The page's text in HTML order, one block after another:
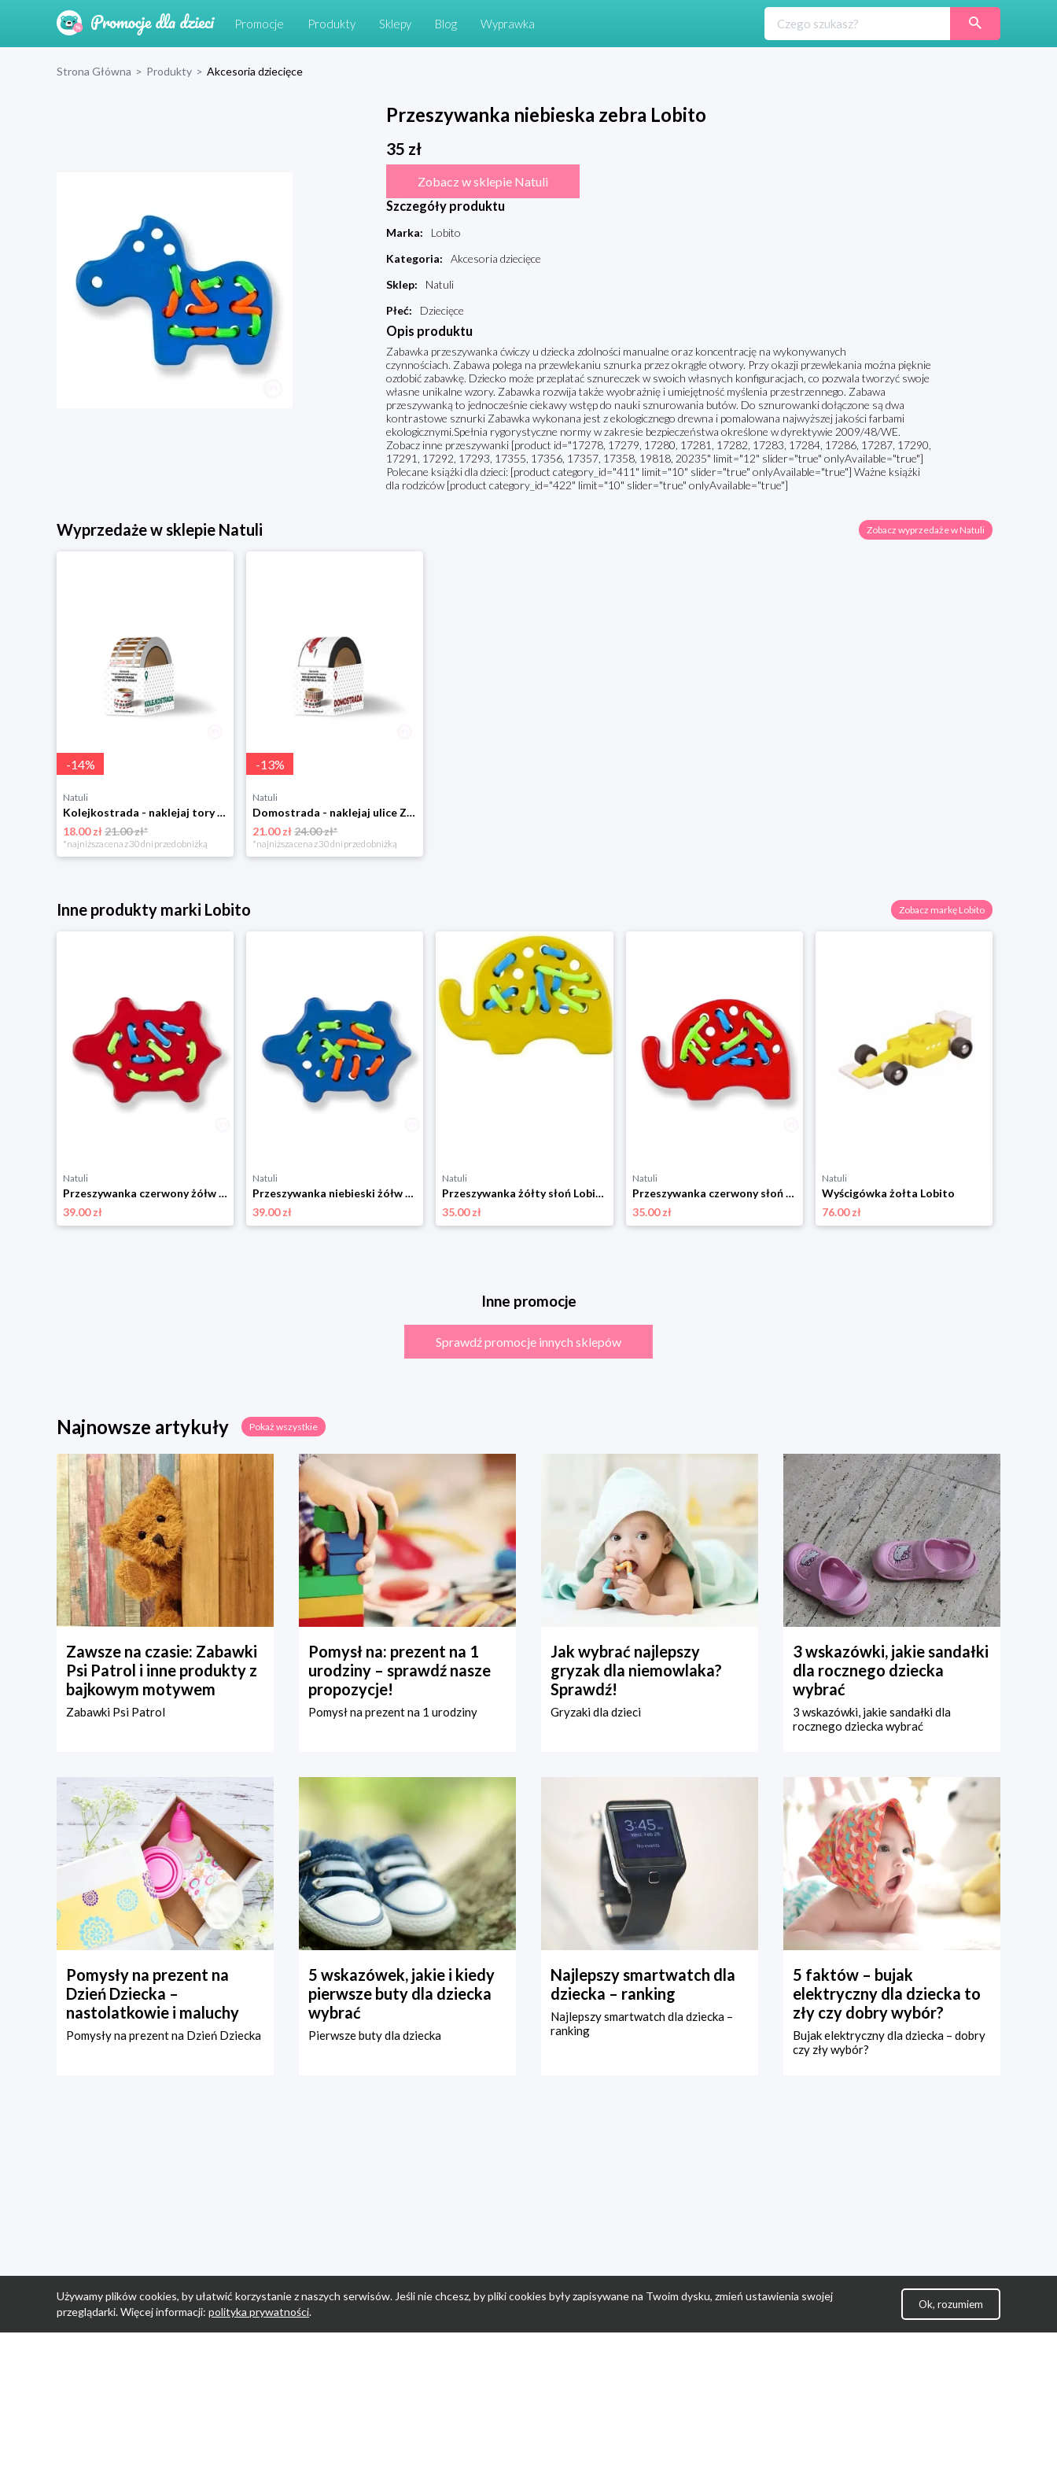
Promocje Produkty Sklepy Blog Wyprawka
Strona Główna > Produkty > Akcesoria dziecięce
Przeszywanka niebieska zebra Lobito
35 zł
Zobacz w sklepie Natuli
Szczegóły produktu
Marka:
Lobito
Kategoria:
Akcesoria dziecięce
Sklep:
Natuli
Płeć: Dziecięce
Opis produktu
Zabawka przeszywanka ćwiczy u dziecka zdolności manualne oraz koncentrację na wykonywanych
czynnościach. Zabawa polega na przewlekaniu sznurka przez okrągłe otwory. Przy okazji przewlekania można pięknie
ozdobić zabawkę. Dziecko może przeplatać sznureczek w swoich własnych konfiguracjach, co pozwala tworzyć swoje
własne unikalne wzory. Zabawka rozwija także wyobraźnię i umiejętność myślenia przestrzennego. Zabawa
przeszywanką to jednocześnie ciekawy wstęp do nauki sznurowania butów. Do sznurowanki dołączone są dwa
kontrastowe sznurki Zabawka wykonana jest z ekologicznego drewna i pomalowana najwyższej jakości farbami
ekologicznymi.Spełnia rygorystyczne normy w zakresie bezpieczeństwa określone w dyrektywie 2009/48/WE.
Zobacz inne przeszywanki [product id="17278, 17279, 17280, 17281, 17282, 17283, 17284, 17286, 17287, 17290,
17291, 17292, 17293, 17355, 17356, 17357, 17358, 19818, 20235" limit="12" slider="true" onlyAvailable="true"]
Polecane książki dla dzieci: [product category_id="411" limit="10" slider="true" onlyAvailable="true"] Ważne książki
dla rodziców [product category_id="422" limit="10" slider="true" onlyAvailable="true"]
Wyprzedaże w sklepie Natuli Zobacz wyprzedaże w Natuli
-14%
Natuli
Kolejkostrada - naklejaj tory Zuzutoys
18.00 zł21.00 zł*
*najniższa cena z 30 dni przed obniżką
-13%
Natuli
Domostrada - naklejaj ulice Zuzutoys
21.00 zł24.00 zł*
*najniższa cena z 30 dni przed obniżką
Inne produkty marki Lobito Zobacz markę Lobito
Natuli
Przeszywanka czerwony żółw Lobito
39.00 zł
Natuli
Przeszywanka niebieski żółw Lobito
39.00 zł
Natuli
Przeszywanka żółty słoń Lobito
35.00 zł
Natuli
Przeszywanka czerwony słoń Lobito
35.00 zł
Natuli
Wyścigówka żołta Lobito
76.00 zł
Inne promocje
Sprawdź promocje innych sklepów
Najnowsze artykuły Pokaż wszystkie
Zawsze na czasie: Zabawki
Psi Patrol i inne produkty z
bajkowym motywem
Zabawki Psi Patrol
Pomysł na: prezent na 1
urodziny – sprawdź nasze
propozycje!
Pomysł na prezent na 1 urodziny
Jak wybrać najlepszy
gryzak dla niemowlaka?
Sprawdź!
Gryzaki dla dzieci
3 wskazówki, jakie sandałki
dla rocznego dziecka
wybrać
3 wskazówki, jakie sandałki dla
rocznego dziecka wybrać
Pomysły na prezent na
Dzień Dziecka –
nastolatkowie i maluchy
Pomysły na prezent na Dzień Dziecka
5 wskazówek, jakie i kiedy
pierwsze buty dla dziecka
wybrać
Pierwsze buty dla dziecka
Najlepszy smartwatch dla
dziecka – ranking
Najlepszy smartwatch dla dziecka –
ranking
5 faktów – bujak
elektryczny dla dziecka to
zły czy dobry wybór?
Bujak elektryczny dla dziecka – dobry
czy zły wybór?
Używamy plików cookies, by ułatwić korzystanie z naszych serwisów. Jeśli nie chcesz, by pliki cookies były zapisywane na Twoim dysku, zmień ustawienia swojej
przeglądarki. Więcej informacji: polityka prywatności.
Ok, rozumiem